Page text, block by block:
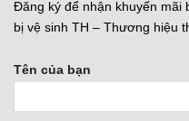
Đăng ký để nhận khuyến mãi
bị vệ sinh TH – Thương hiệu
Tên của bạn